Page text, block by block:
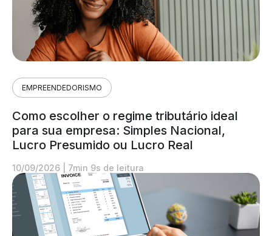
EMPREENDEDORISMO
Como escolher o regime tributário ideal
para sua empresa: Simples Nacional,
Lucro Presumido ou Lucro Real
10/09/2026 7min 9s de leitura